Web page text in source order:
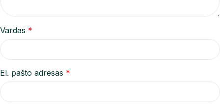
Vardas *
El. pašto adresas *